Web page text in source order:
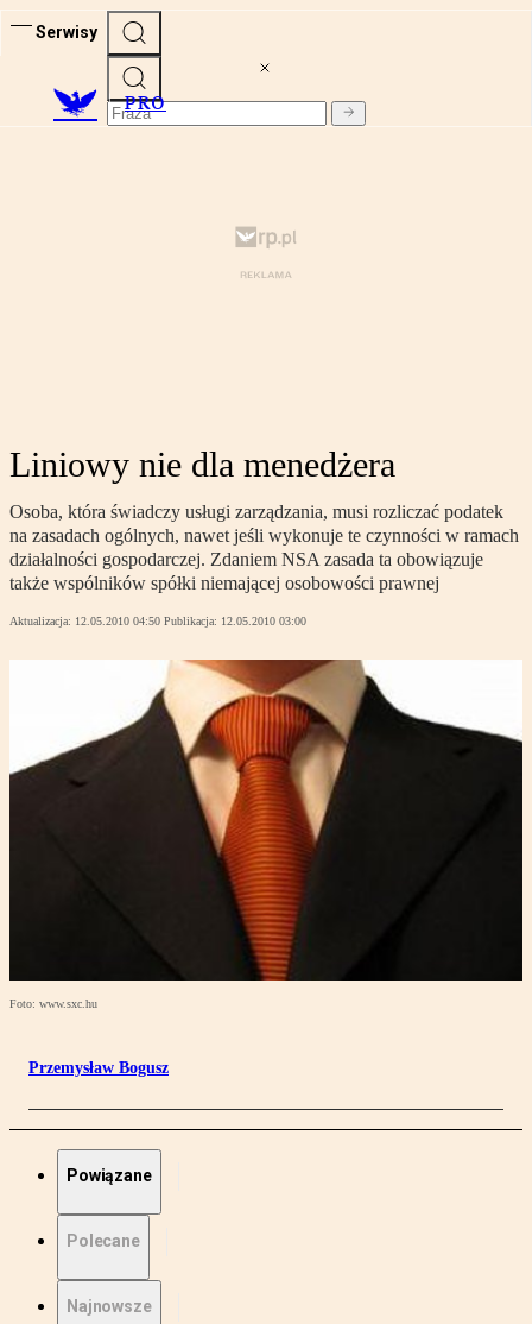
Serwisy
PRO
Liniowy nie dla menedżera
Osoba, która świadczy usługi zarządzania, musi rozliczać podatek
na zasadach ogólnych, nawet jeśli wykonuje te czynności w ramach
działalności gospodarczej. Zdaniem NSA zasada ta obowiązuje
także wspólników spółki niemającej osobowości prawnej
Aktualizacja: 12.05.2010 04:50 Publikacja: 12.05.2010 03:00
Foto: www.sxc.hu
Przemysław Bogusz
Powiązane
Polecane
Najnowsze